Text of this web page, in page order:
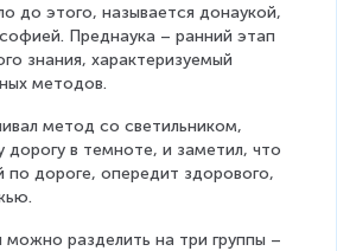
до этого, называется донаукой,
Преднаука – ранний этап
знания, характеризуемый
методов.
метод со светильником,
в темноте, и заметил, что
дороге, опередит здорового,
разделить на три группы –